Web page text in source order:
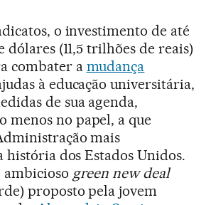
o investimento de até
(11,5 trilhões de reais)
combater a mudança
à educação universitária,
de sua agenda,
menos no papel, a que
mais
história dos Estados Unidos.
ambicioso green new deal
proposto pela jovem